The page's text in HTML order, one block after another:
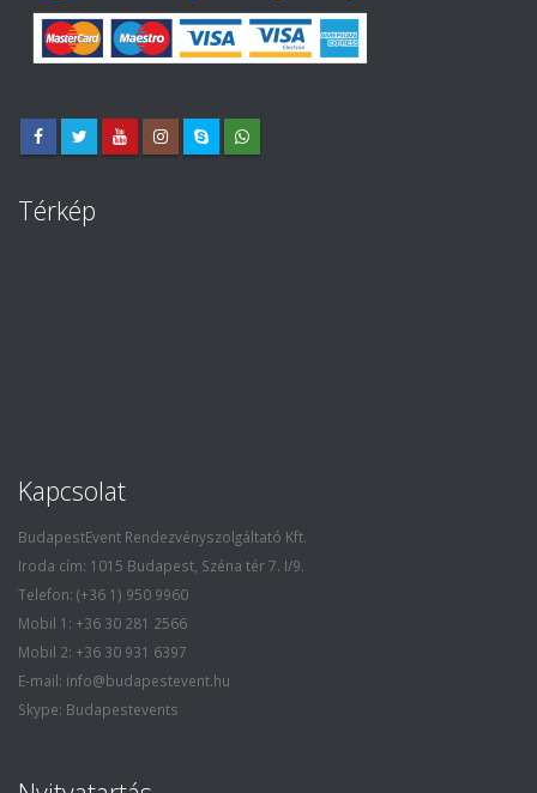
Térkép
Kapcsolat
BudapestEvent Rendezvényszolgáltató Kft.
Iroda cím: 1015 Budapest, Széna tér 7. I/9.
Telefon: (+36 1) 950 9960
Mobil 1: +36 30 281 2566
Mobil 2: +36 30 931 6397
E-mail: info@budapestevent.hu
Skype: Budapestevents